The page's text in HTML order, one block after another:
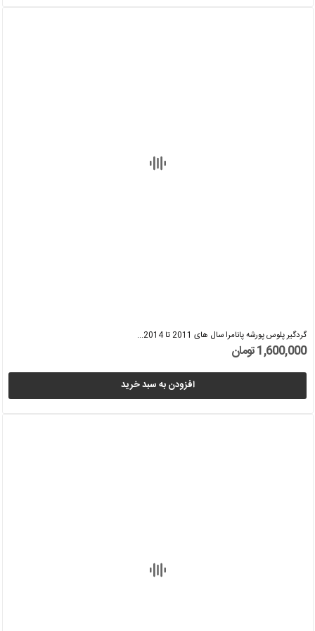
گردگیر پلوس پورشه پانامرا سال های 2011 تا 2014...
1,600,000 تومان
افزودن به سبد خرید